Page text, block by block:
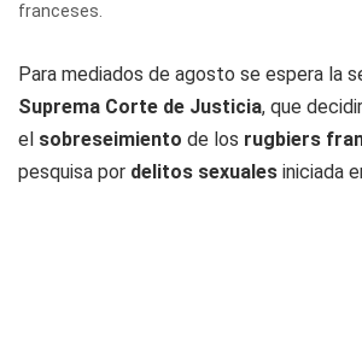
franceses.
Para mediados de agosto se espera la
Suprema Corte de Justicia, que
el sobreseimiento de los rugbiers
pesquisa por delitos sexuales iniciada